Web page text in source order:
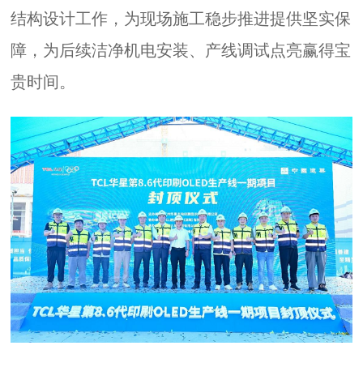
结构设计工作，为现场施工稳步推进提供坚实保
障，为后续洁净机电安装、产线调试点亮赢得宝
贵时间。